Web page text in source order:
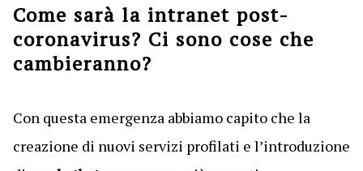
Come sarà la intranet post-
coronavirus? Ci sono cose che
cambieranno?
Con questa emergenza abbiamo capito che la
creazione di nuovi servizi profilati e l’introduzione